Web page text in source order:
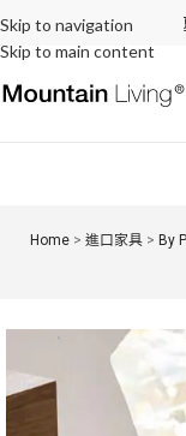
Skip to navigation
Skip to main content
夏
Home >進口家具 > By